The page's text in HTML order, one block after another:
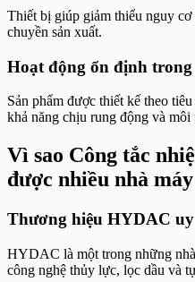
Thiết bị giúp giảm thiểu nguy
chuyền sản xuất.
Hoạt động ổn định
Sản phẩm được thiết kế theo
khả năng chịu rung động và
Vì sao Công tắc
được nhiều nhà
Thương hiệu HYDAC
HYDAC là một trong những
công nghệ thủy lực, lọc dầu và